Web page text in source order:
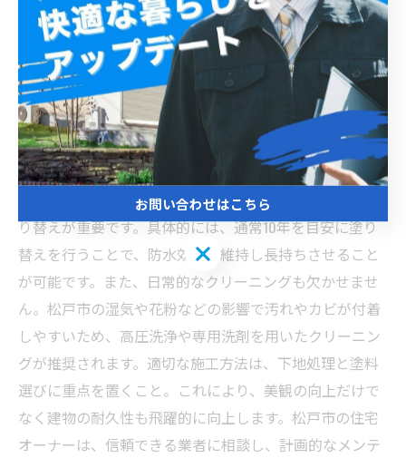
快適な住環境を守る！松戸市でのサイディング外壁メ
ンテナンスの成功ストーリー
松戸市の住宅は多くがサイディング外壁を採用してお
り、そのメンテナンスが快適な暮らしの鍵を握っていま
す。サイディングは耐久性やデザイン性に優れています
が、紫外線や雨風による経年劣化で色あせやひび割れが
生じることがあります。これを防ぐためには定期的な塗
り替えが重要です。具体的には、通常10年を目安に塗り
替えを行うことで、防水効果を維持し長持ちさせること
が可能です。また、日常的なクリーニングも欠かせませ
ん。松戸市の湿気や花粉などの影響で汚れやカビが付着
しやすいため、高圧洗浄や専用洗剤を用いたクリーニン
グが推奨されます。適切な施工方法は、下地処理と塗料
選びに重点を置くこと。これにより、美観の向上だけで
なく建物の耐久性も飛躍的に向上します。松戸市の住宅
オーナーは、信頼できる業者に相談し、計画的なメンテ
お問い合わせはこちら
お問い合わせはこちら